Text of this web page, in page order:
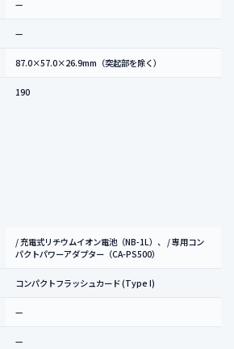
—
—
87.0×57.0×26.9mm（突起部を除く）
190
/ 充電式リチウムイオン電池（NB-1L）、 / 専用コン
パクトパワーアダプター（CA-PS500）
コンパクトフラッシュカード (Type I)
—
—